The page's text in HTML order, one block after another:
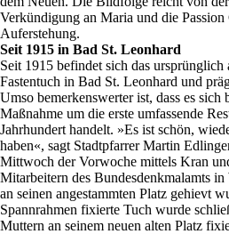
Verkündigung an Maria und die
Auferstehung.
Seit 1915 in Bad St. Leonhard
Seit 1915 befindet sich das ursprünglich
Fastentuch in Bad St. Leonhard und
Umso bemerkenswerter ist, dass es sich
Maßnahme um die erste umfassende
Jahrhundert handelt. »Es ist schön,
haben«, sagt Stadtpfarrer Martin
Mittwoch der Vorwoche mittels Kran
Mitarbeitern des Bundesdenkmalamts
an seinen angestammten Platz gehievt
Spannrahmen fixierte Tuch wurde
Muttern an seinem neuen alten Platz